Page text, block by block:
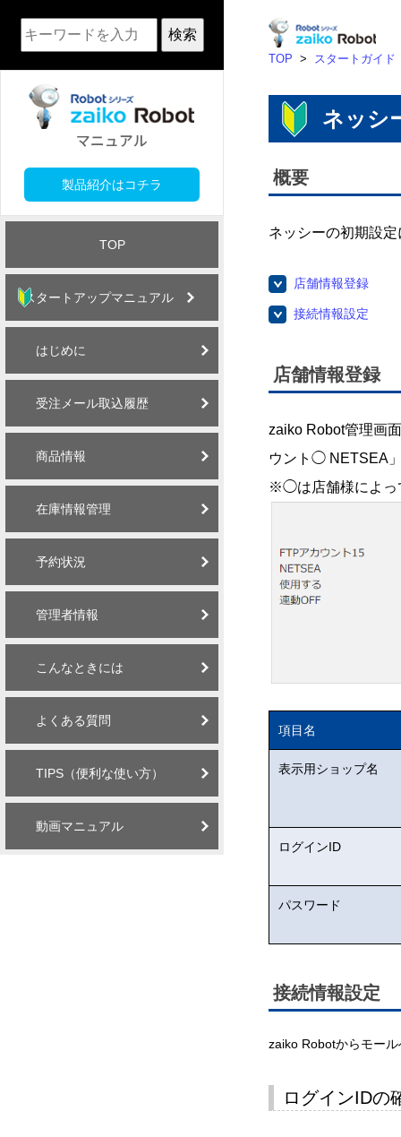
検索
製品紹介はコチラ
TOP
スタートアップマニュアル
はじめに
受注メール取込履歴
商品情報
在庫情報管理
予約状況
管理者情報
こんなときには
よくある質問
TIPS（便利な使い方）
動画マニュアル
TOP > スタートガイド
ネッシ
概要
ネッシーの初期設
店舗情報登録
接続情報設定
店舗情報登録
zaiko Robot管理画
ウント◯ NETSEA
※◯は店舗様によっ
項目名
表示用ショップ名
ログインID
パスワード
接続情報設定
zaiko Robotからモー
ログインIDの